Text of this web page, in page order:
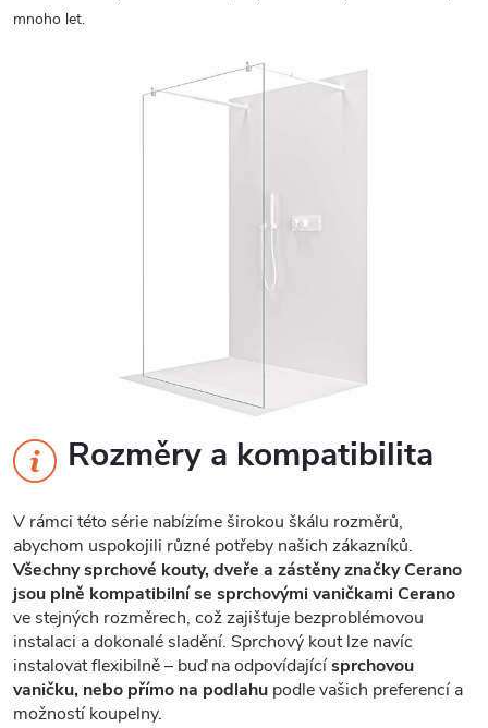
mnoho let.
Rozměry a kompatibilita
V rámci této série nabízíme širokou škálu rozměrů,
abychom uspokojili různé potřeby našich zákazníků.
Všechny sprchové kouty, dveře a zástěny značky Cerano
jsou plně kompatibilní se sprchovými vaničkami Cerano
ve stejných rozměrech, což zajišťuje bezproblémovou
instalaci a dokonalé sladění. Sprchový kout lze navíc
instalovat flexibilně – buď na odpovídajícísprchovou
vaničku, nebo přímo na podlahu podle vašich preferencí a
možností koupelny.